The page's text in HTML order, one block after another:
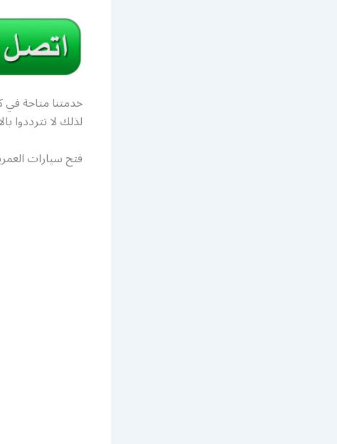
خدمتنا متاحة
لذلك لا تترددوا
فتح سيارات